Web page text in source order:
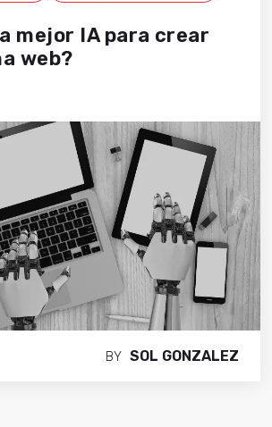
mejor IA para crear
web?
BY SOL GONZALEZ